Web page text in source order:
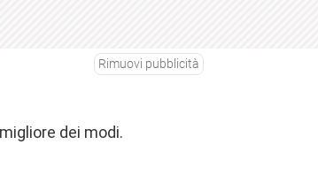
Rimuovi pubblicità
dei modi.